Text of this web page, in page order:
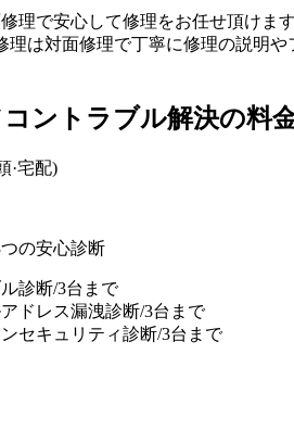
理で安心して修理をお任せ頂けます
理は対面修理で丁寧に修理の説明
ントラブル解決の料
·宅配)
の安心診断
診断/3台まで
ドレス漏洩診断/3台まで
セキュリティ診断/3台まで